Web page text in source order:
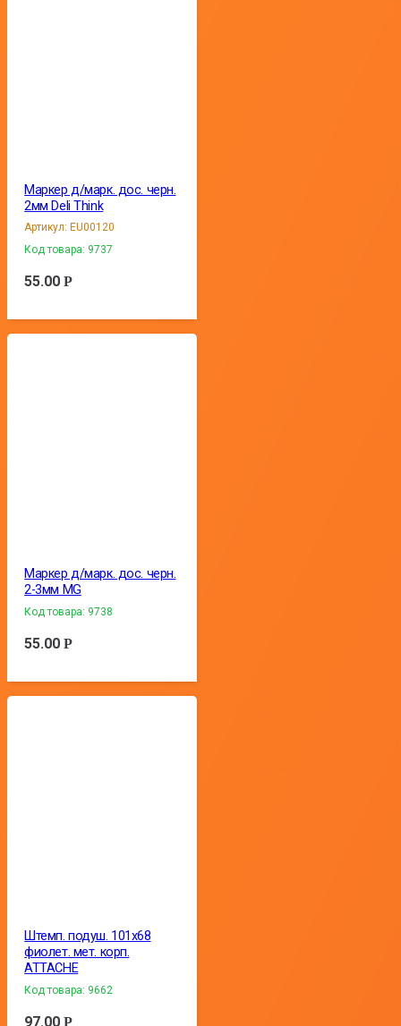
Маркер д/марк. дос. черн.
2мм Deli Think
Артикул: EU00120
Код товара: 9737
55.00Р
Маркер д/марк. дос. черн.
2-3мм MG
Код товара: 9738
55.00Р
Штемп. подуш. 101х68
фиолет. мет. корп.
ATTACHE
Код товара: 9662
97.00Р